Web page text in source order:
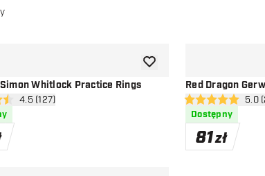
Whitlock Practice Rings
otwórz panel recenzji
oceny
4.5 (127)
dodaj do listy życzeń
Red Dragon
otwórz
5 gwiazdki oceny
5.0
Dostępny
81zł